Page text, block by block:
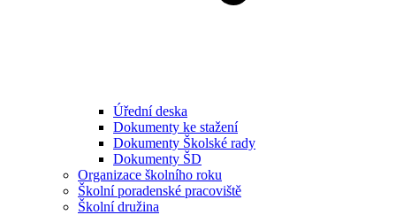
Úřední deska
Dokumenty ke stažení
Dokumenty Školské rady
Dokumenty ŠD
Organizace školního roku
Školní poradenské pracoviště
Školní družina